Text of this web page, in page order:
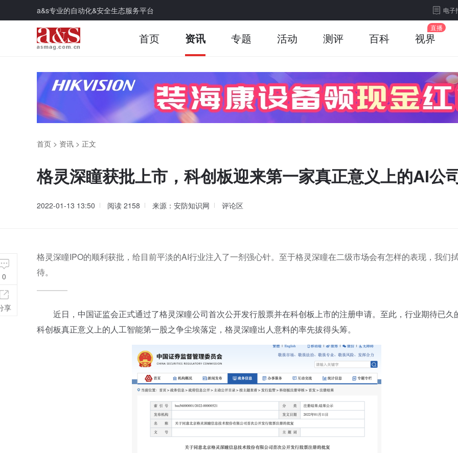
a&s专业的自动化&安全生态服务平台 电子
首页 资讯 专题 活动 测评 百科 视界
首页 > 资讯 > 正文
格灵深瞳获批上市，科创板迎来第一家真正意义上的AI公
2022-01-13 13:50 阅读 2158 来源：安防知识网 评论区
格灵深瞳IPO的顺利获批，给目前平淡的AI行业注入了一剂强心针。至于格灵深瞳在二级市场会有怎样的表现，我们
待。
近日，中国证监会正式通过了格灵深瞳公司首次公开发行股票并在科创板上市的注册申请。至此，行业期待已久
科创板真正意义上的人工智能第一股之争尘埃落定，格灵深瞳出人意料的率先拔得头筹。
0
享